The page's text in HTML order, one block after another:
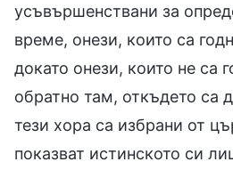
усъвършенствани за
време, онези, които са
докато онези, които не са
обратно там, откъдето са
тези хора са избрани от
показват истинското си